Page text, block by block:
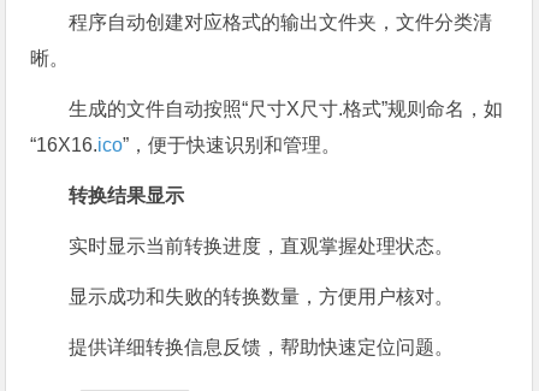
程序自动创建对应格式的输出文件夹，文件分类清
晰。
生成的文件自动按照“尺寸X尺寸.格式”规则命名，如
“16X16.ico”，便于快速识别和管理。
转换结果显示
实时显示当前转换进度，直观掌握处理状态。
显示成功和失败的转换数量，方便用户核对。
提供详细转换信息反馈，帮助快速定位问题。